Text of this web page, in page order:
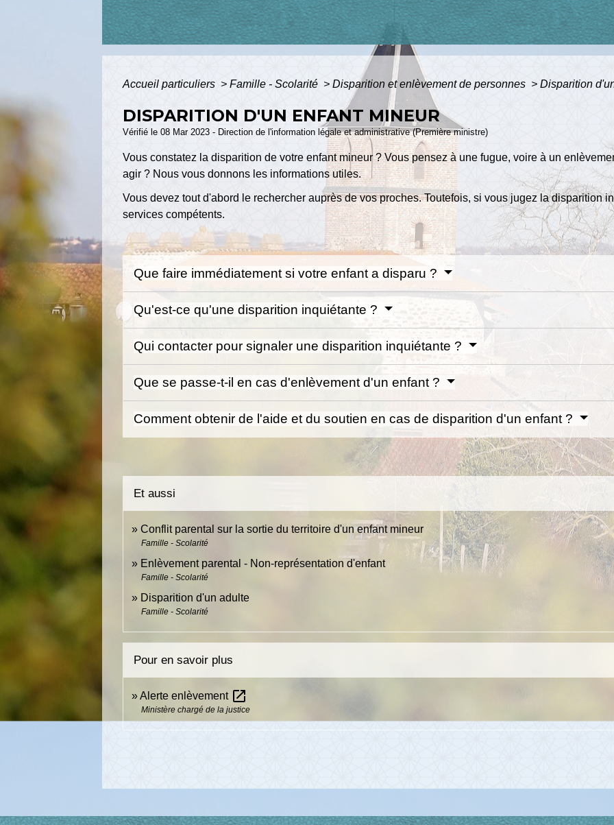
Accueil particuliers > Famille - Scolarité > Disparition et enlèvement de personnes > Disparition
DISPARITION D'UN ENFANT MINEUR
Vérifié le 08 Mar 2023 - Direction de l'information légale et administrative (Première ministre)
Vous constatez la disparition de votre enfant mineur ? Vous pensez à une fugue, voire à un
agir ? Nous vous donnons les informations utiles.
Vous devez tout d'abord le rechercher auprès de vos proches. Toutefois, si vous jugez la disparition
services compétents.
Que faire immédiatement si votre enfant a disparu ?
Qu'est-ce qu'une disparition inquiétante ?
Qui contacter pour signaler une disparition inquiétante ?
Que se passe-t-il en cas d'enlèvement d'un enfant ?
Comment obtenir de l'aide et du soutien en cas de disparition d'un enfant ?
Et aussi
Conflit parental sur la sortie du territoire d'un enfant mineur
Famille - Scolarité
Enlèvement parental - Non-représentation d'enfant
Famille - Scolarité
Disparition d'un adulte
Famille - Scolarité
Pour en savoir plus
Alerte enlèvement open_in_new
Ministère chargé de la justice